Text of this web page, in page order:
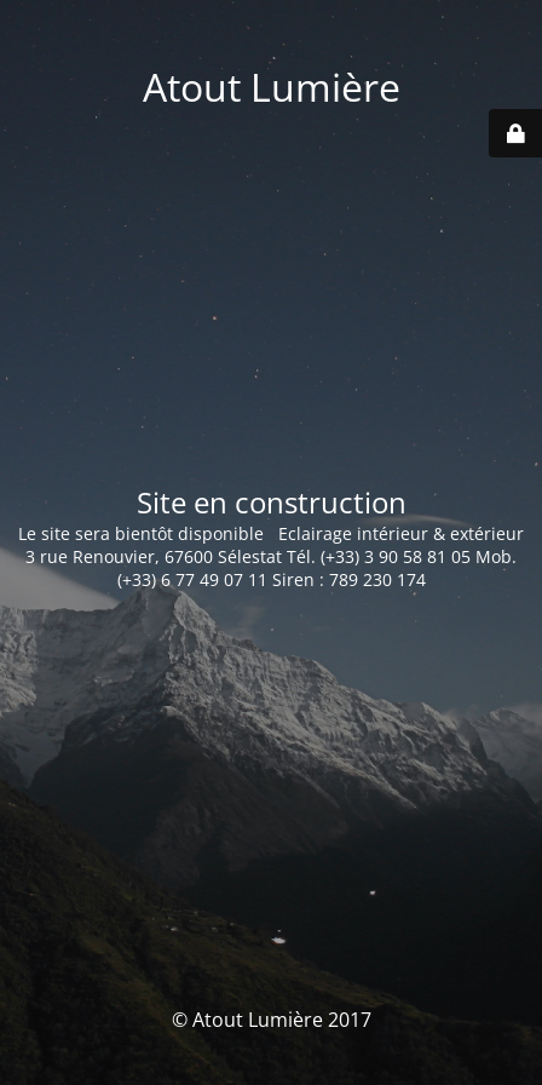
Atout Lumière
Site en construction
Le site sera bientôt disponible Eclairage intérieur & extérieur
3 rue Renouvier, 67600 Sélestat Tél. (+33) 3 90 58 81 05 Mob.
(+33) 6 77 49 07 11 Siren : 789 230 174
© Atout Lumière 2017